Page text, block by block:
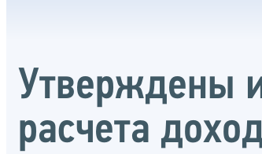
Утверждены
расчета